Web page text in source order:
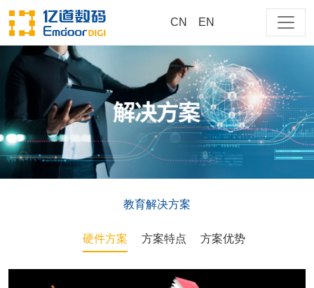
CN EN
商用
测试
cn
EM-218-NP15CM-PRO-T
教育解决方案
硬件方案 方案特点 方案优势